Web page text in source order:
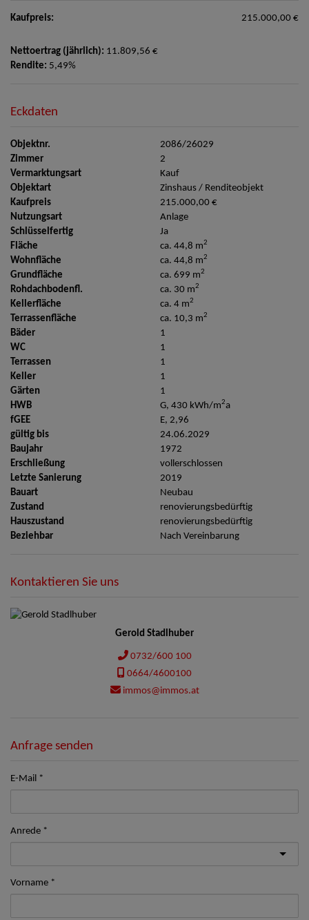
Kaufpreis: 215.000,00 €
Nettoertrag (jährlich): 11.809,56 €
Rendite: 5,49%
Eckdaten
Objektnr.
2086/26029
Zimmer
2
Vermarktungsart
Kauf
Objektart
Zinshaus / Renditeobjekt
Kaufpreis
215.000,00 €
Nutzungsart
Anlage
Schlüsselfertig
Ja
Fläche
ca. 44,8 m2
Wohnfläche ca. 44,8 m2
Grundfläche ca. 699 m2
Rohdachbodenfl. ca. 30 m2
Kellerfläche ca. 4 m2
Terrassenfläche ca. 10,3 m2
Bäder
1
WC
1
Terrassen
1
Keller
1
Gärten
1
HWB
G, 430 kWh/m2a
fGEE
E, 2,96
gültig bis
24.06.2029
Baujahr
1972
Erschließung
vollerschlossen
Letzte Sanierung
2019
Bauart
Neubau
Zustand
renovierungsbedürftig
Hauszustand
renovierungsbedürftig
Beziehbar
Nach Vereinbarung
Kontaktieren Sie uns
Gerold Stadlhuber
0732/600 100
0664/4600100
immos@immos.at
Anfrage senden
E-Mail
Anrede
Vorname